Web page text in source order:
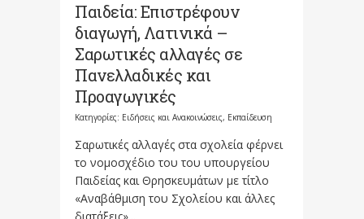
Παιδεία: Επιστρέφουν
διαγωγή, Λατινικά –
Σαρωτικές αλλαγές σε
Πανελλαδικές και
Προαγωγικές
Κατηγορίες: Ειδήσεις και Ανακοινώσεις, Εκπαίδευση
Σαρωτικές αλλαγές στα σχολεία φέρνει
το νομοσχέδιο του του υπουργείου
Παιδείας και Θρησκευμάτων με τίτλο
«Αναβάθμιση του Σχολείου και άλλες